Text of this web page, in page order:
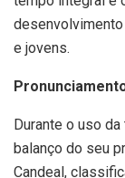
e jovens.
Durante o uso
balanço do seu
Candeal,